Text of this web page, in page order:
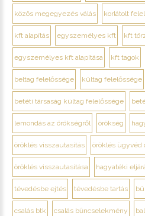
közös megegyezés válás korlátolt
kft alapítás egyszemélyes kft kft
egyszemélyes kft alapítása kft tagok
beltag felelőssége kültag felelőssége
betéti társaság kültag felelőssége
lemondás az örökségről örökség
öröklés visszautasítás öröklés ügyvéd
öröklés visszautasítása hagyatéki
tévedésbe ejtés tévedésbe tartás
csalás btk csalás bűncselekmény